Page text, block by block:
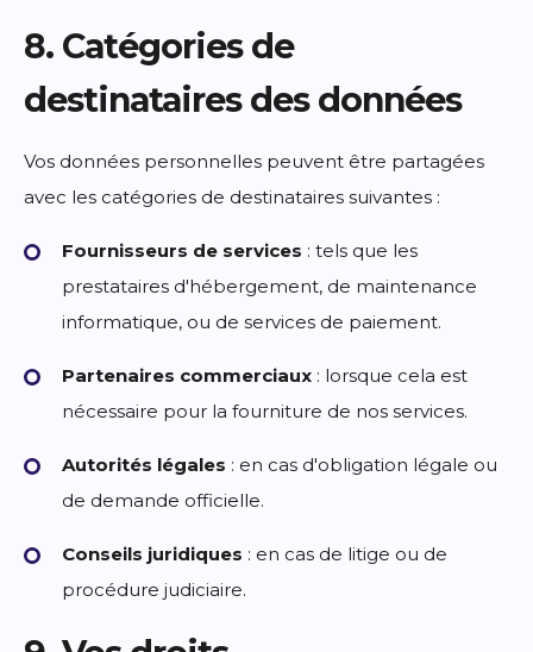
8. Catégories de
destinataires des données
Vos données personnelles peuvent être partagées
avec les catégories de destinataires suivantes :
Fournisseurs de services : tels que les
prestataires d'hébergement, de maintenance
informatique, ou de services de paiement.
Partenaires commerciaux : lorsque cela est
nécessaire pour la fourniture de nos services.
Autorités légales : en cas d'obligation légale ou
de demande officielle.
Conseils juridiques : en cas de litige ou de
procédure judiciaire.